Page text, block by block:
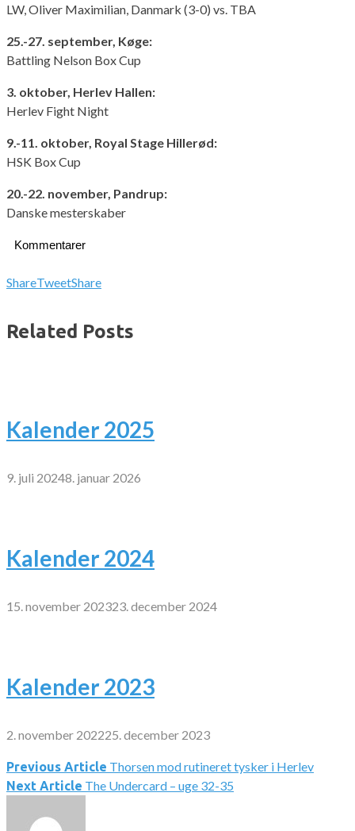
LW, Oliver Maximilian, Danmark (3-0) vs. TBA
25.-27. september, Køge:
Battling Nelson Box Cup
3. oktober, Herlev Hallen:
Herlev Fight Night
9.-11. oktober, Royal Stage Hillerød:
HSK Box Cup
20.-22. november, Pandrup:
Danske mesterskaber
Kommentarer
ShareTweetShare
Related Posts
Kalender 2025
9. juli 20248. januar 2026
Kalender 2024
15. november 202323. december 2024
Kalender 2023
2. november 202225. december 2023
Indlægsnavigation
Previous Article Thorsen mod rutineret tysker i Herlev
Next Article The Undercard – uge 32-35